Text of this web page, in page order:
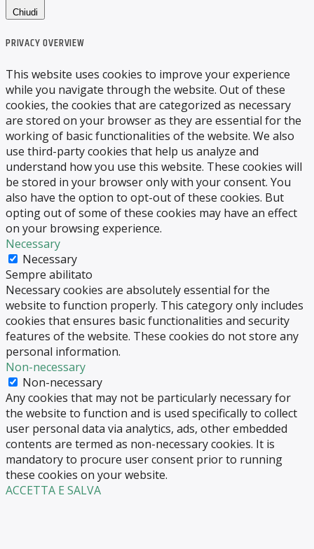
Chiudi
PRIVACY OVERVIEW
This website uses cookies to improve your experience
while you navigate through the website. Out of these
cookies, the cookies that are categorized as necessary
are stored on your browser as they are essential for the
working of basic functionalities of the website. We also
use third-party cookies that help us analyze and
understand how you use this website. These cookies will
be stored in your browser only with your consent. You
also have the option to opt-out of these cookies. But
opting out of some of these cookies may have an effect
on your browsing experience.
Necessary
Necessary
Sempre abilitato
Necessary cookies are absolutely essential for the
website to function properly. This category only includes
cookies that ensures basic functionalities and security
features of the website. These cookies do not store any
personal information.
Non-necessary
Non-necessary
Any cookies that may not be particularly necessary for
the website to function and is used specifically to collect
user personal data via analytics, ads, other embedded
contents are termed as non-necessary cookies. It is
mandatory to procure user consent prior to running
these cookies on your website.
ACCETTA E SALVA